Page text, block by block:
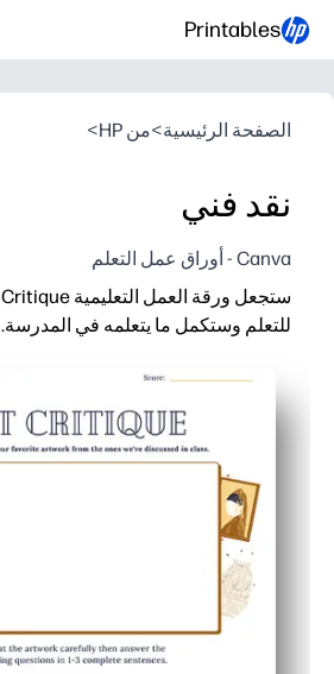
Printables
الصفحة الرئيسية>من HP >
نقد فني
Canva - أوراق عمل التعلم
للتعلم وستكمل ما يتعلمه في المدرسة.